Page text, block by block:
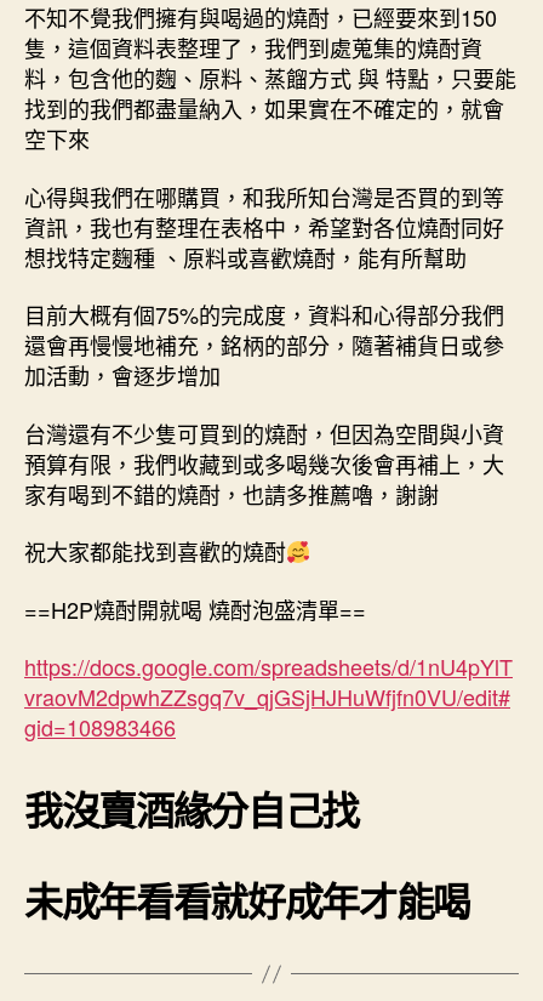
不知不覺我們擁有與喝過的燒酎，已經要來到150
隻，這個資料表整理了，我們到處蒐集的燒酎資
料，包含他的麴、原料、蒸餾方式 與 特點，只要能
找到的我們都盡量納入，如果實在不確定的，就會
空下來
心得與我們在哪購買，和我所知台灣是否買的到等
資訊，我也有整理在表格中，希望對各位燒酎同好
想找特定麴種 、原料或喜歡燒酎，能有所幫助
目前大概有個75%的完成度，資料和心得部分我們
還會再慢慢地補充，銘柄的部分，隨著補貨日或參
加活動，會逐步增加
台灣還有不少隻可買到的燒酎，但因為空間與小資
預算有限，我們收藏到或多喝幾次後會再補上，大
家有喝到不錯的燒酎，也請多推薦嚕，謝謝
祝大家都能找到喜歡的燒酎
==H2P燒酎開就喝 燒酎泡盛清單==
https://docs.google.com/spreadsheets/d/1nU4pYlT
vraovM2dpwhZZsgq7v_qjGSjHJHuWfjfn0VU/edit#
gid=108983466
我沒賣酒緣分自己找
未成年看看就好成年才能喝